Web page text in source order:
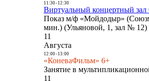
11:30- 12:30
Виртуальный концертный зал
Показ м/ф «Мойдодыр»
мин.) (Ульяновой, 1, зал № 12)
11
Августа
12:00- 13:00
«КоневаФильм» 6+
Занятие в
11